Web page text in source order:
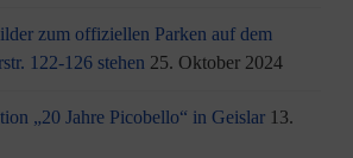
zum offiziellen Parken auf dem
122-126 stehen 25. Oktober 2024
„20 Jahre Picobello“ in Geislar 13.